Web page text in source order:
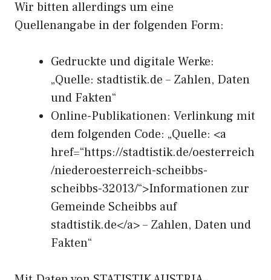
Wir bitten allerdings um eine
Quellenangabe in der folgenden Form:
Gedruckte und digitale Werke:
„Quelle: stadtistik.de – Zahlen, Daten
und Fakten“
Online-Publikationen: Verlinkung mit
dem folgenden Code: „Quelle: <a
href=“https://stadtistik.de/oesterreich
/niederoesterreich-scheibbs-
scheibbs-32013/“>Informationen zur
Gemeinde Scheibbs auf
stadtistik.de</a> – Zahlen, Daten und
Fakten“